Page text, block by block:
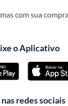
com sua
o Aplicativo
nas redes sociais